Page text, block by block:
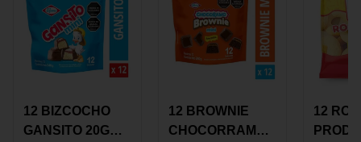
12 BIZCOCHO
GANSITO 20G
12 BROWNIE
CHOCORRAMO
12